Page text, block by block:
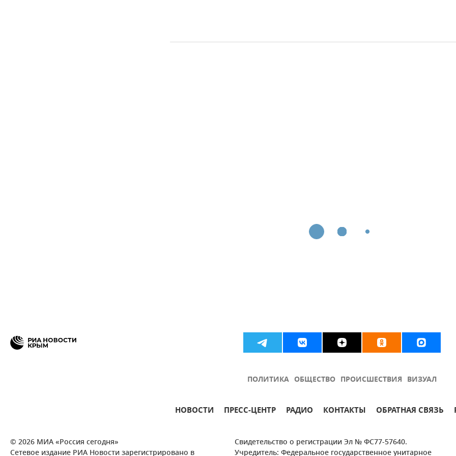
ПОЛИТИКА ОБЩЕСТВО ПРОИСШЕСТВИЯ ВИЗУАЛ
НОВОСТИ ПРЕСС-ЦЕНТР РАДИО КОНТАКТЫ ОБРАТНАЯ СВЯЗЬ
© 2026 МИА «Россия сегодня»
Сетевое издание РИА Новости зарегистрировано в
Свидетельство о регистрации Эл № ФС77-57640.
Учредитель: Федеральное государственное унитарное